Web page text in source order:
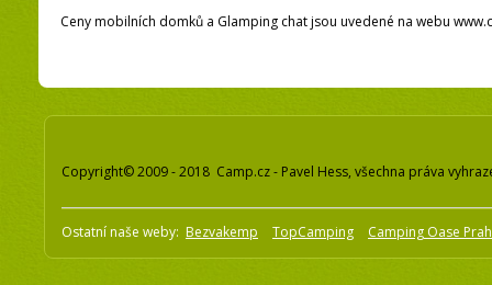
Ceny mobilních domků a Glamping chat jsou uvedené na webu
Copyright© 2009 - 2018 Camp.cz - Pavel Hess, všechna práva
Ostatní naše weby: Bezvakemp TopCamping Camping Oase